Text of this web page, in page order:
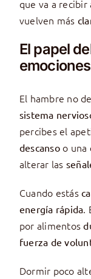
que va a recibir
vuelven más
El papel
El hambre no
sistema
percibes el
descansoo una
alterar las
Cuando estás
energía rápida.
por alimentos
fuerza de
Dormir poco